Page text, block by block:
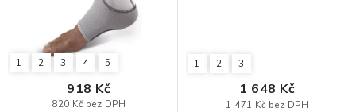
ZDRAVÁ KANCELÁŘ
ČISTIČKY VZDUCHU
VODNÍ FILTRY
1 2 3 4 5
820 Kč bez DPH
918 Kč
1 2 3
1 471 Kč bez DPH
1 648 Kč